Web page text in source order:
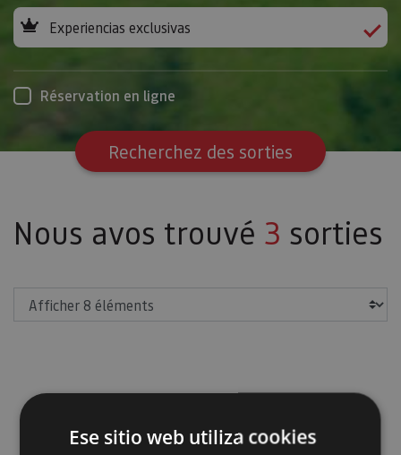
Experiencias exclusivas
Réservation en ligne
Recherchez des sorties
Nous avos trouvé 3 sorties
Ese sitio web utiliza cookies